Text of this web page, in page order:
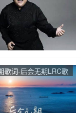
歌词-后会无期LRC歌